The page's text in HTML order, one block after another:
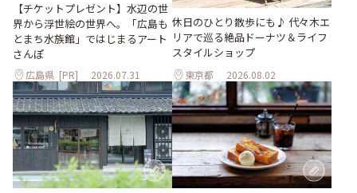
【チケットプレゼント】水辺の世
界から浮世絵の世界へ。「広島も
とまち水族館」ではじまるアート
さんぽ
広島県 [PR] 2026.07.31
休日のひとり散歩にも♪ 代々木エ
リアで巡る絶品ドーナツ＆ライフ
スタイルショップ
東京都 2026.08.02